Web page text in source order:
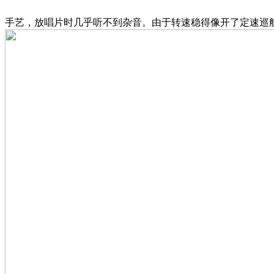
手艺，放唱片时几乎听不到杂音。由于转速稳得像开了定速巡